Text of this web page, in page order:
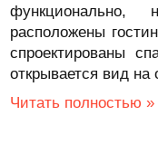
расположены
спроектированы
открывается вид
Читать полностью »